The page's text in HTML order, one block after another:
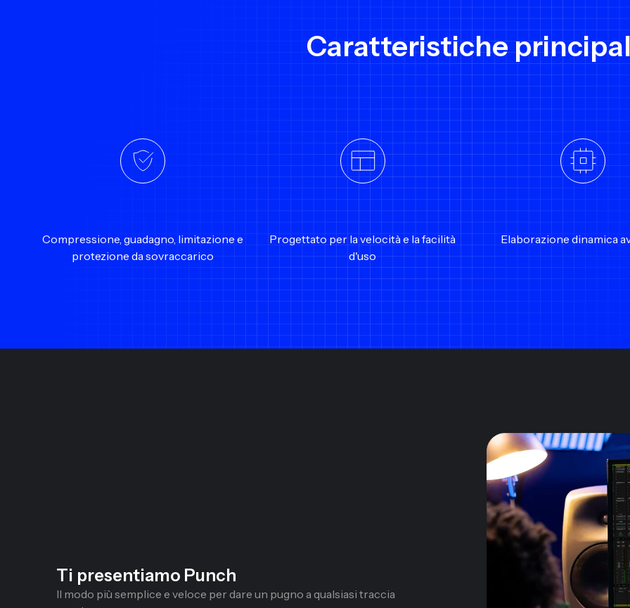
Caratteristiche
Compressione, guadagno, limitazione e
protezione da sovraccarico
Progettato per la velocità e la facilità
d'uso
Elaborazione dinamica
Ti presentiamo Punch
Il modo più semplice e veloce per dare un pugno a qualsiasi traccia